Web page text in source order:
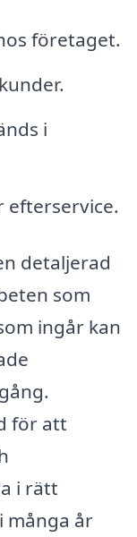
företaget.
i
efterservice.
detaljerad
som
ingår kan
för att
i rätt
många år